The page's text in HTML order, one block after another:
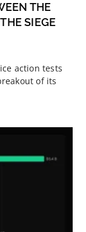
THE
SIEGE
action tests
of its